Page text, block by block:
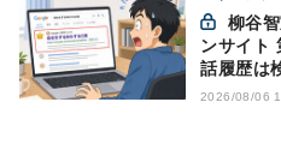
ンサイト
話履歴は
キー？今
2026/08/06